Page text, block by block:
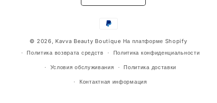
Способы
© 2026, Kavva Beauty Boutique На платформе Shopify
Политика возврата средств
Политика конфиденциальности
Условия обслуживания Политика доставки
Контактная информация